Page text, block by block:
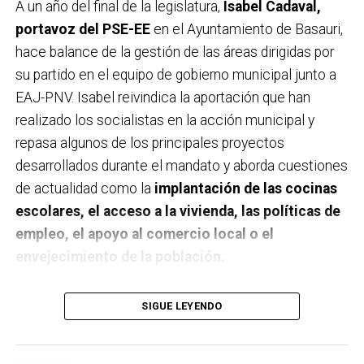
A un año del final de la legislatura, Isabel Cadaval,
portavoz del PSE-EEen el Ayuntamiento de Basauri,
hace balance de la gestión de las áreas dirigidas por
su partido en el equipo de gobierno municipal junto a
EAJ-PNV. Isabel reivindica la aportación que han
realizado los socialistas en la acción municipal y
repasa algunos de los principales proyectos
desarrollados durante el mandato y aborda cuestiones
de actualidad como la implantación de las cocinas
escolares, el acceso a la vivienda, las políticas de
empleo, el apoyo al comercio local o el
envejecimiento de la población.
A un año de acabar la legislatura, ¿qué balance
haces de la gestión del PSE en tus áreas dentro
del equipo de gobierno y qué proyectos
SIGUE LEYENDO